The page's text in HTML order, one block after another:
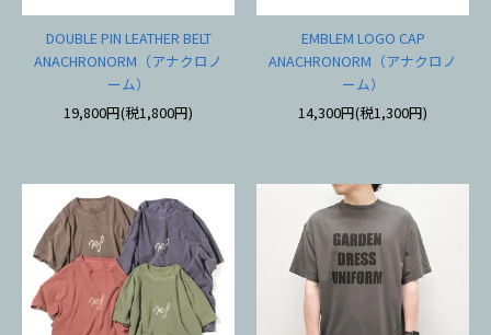
DOUBLE PIN LEATHER BELT
ANACHRONORM（アナクロノ
ーム）
19,800円(税1,800円)
EMBLEM LOGO CAP
ANACHRONORM（アナクロノ
ーム）
14,300円(税1,300円)